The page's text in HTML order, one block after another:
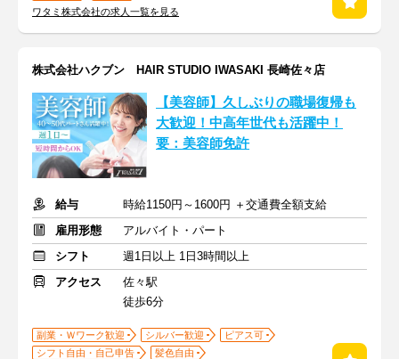
ワタミ株式会社の求人一覧を見る
株式会社ハクブン HAIR STUDIO IWASAKI 長崎佐々店
【美容師】久しぶりの職場復帰も
大歓迎！中高年世代も活躍中！
要：美容師免許
給与
時給1150円～1600円 ＋交通費全額支給
雇用形態
アルバイト・パート
シフト
週1日以上 1日3時間以上
アクセス
佐々駅
徒歩6分
副業・Ｗワーク歓迎 シルバー歓迎
ピアス可
シフト自由・自己申告
髪色自由